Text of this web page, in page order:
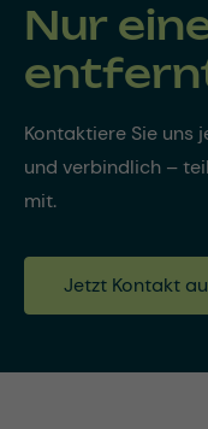
Nur
Kontaktiere Sie uns
und verbindlich –
mit.
Jetzt Kontakt